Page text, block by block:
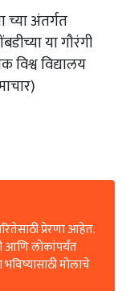
च्या अंतर्गत
या गौरंगी
विद्यालय
प्रेरणा आहेत.
आणि लोकांपर्यंत
मोलाचे